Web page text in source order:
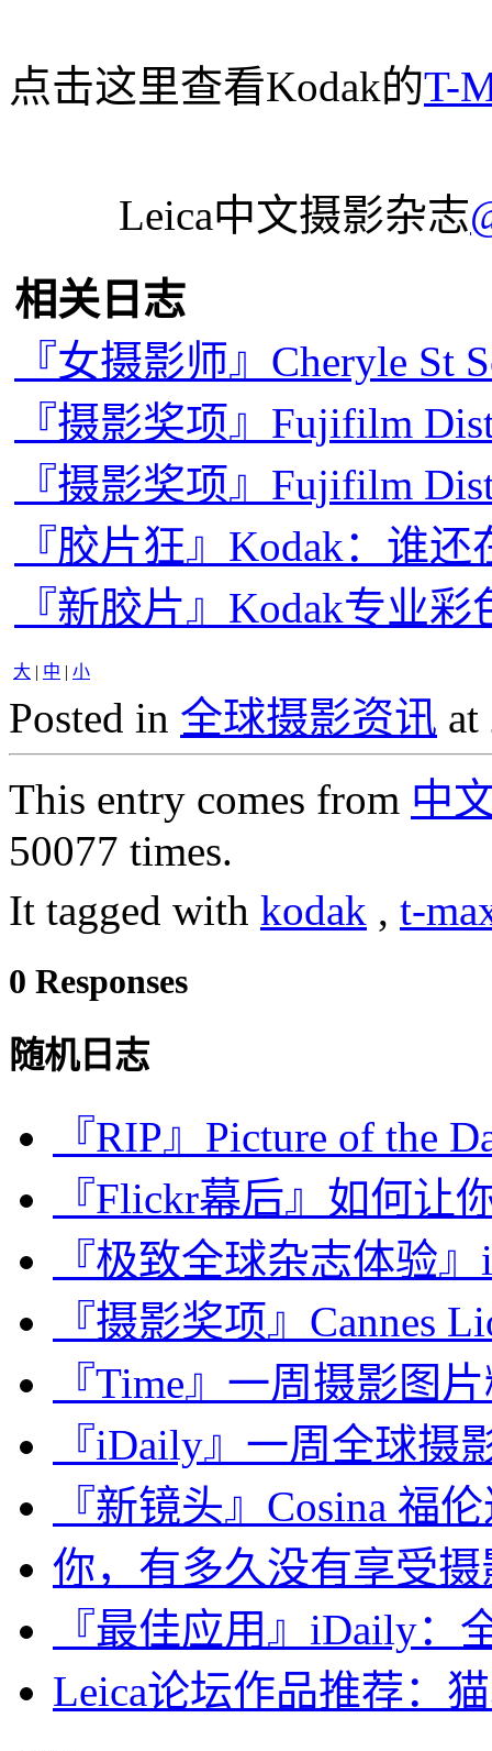
点击这里查看Kodak的T-
Leica中文摄影杂志
相关日志
『女摄影师』Cheryle St
『摄影奖项』Fujifilm
『摄影奖项』Fujifilm
『胶片狂』Kodak：谁
『新胶片』Kodak专业
大 | 中 | 小
Posted in 全球摄影资讯 at
This entry comes from 中
50077 times.
It tagged with kodak , t-
0 Responses
随机日志
『RIP』Picture of the
『Flickr幕后』如何让
『极致全球杂志体验
『摄影奖项』Cannes
『Time』一周摄影图
『iDaily』一周全球摄
『新镜头』Cosina 福
你，有多久没有享受
『最佳应用』iDaily：
Leica论坛作品推荐：